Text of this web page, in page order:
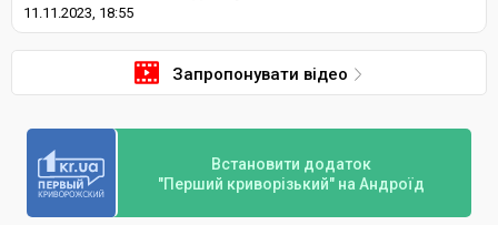
11.11.2023, 18:55
Запропонувати відео
Встановити додаток
"Перший криворізький" на Андроїд